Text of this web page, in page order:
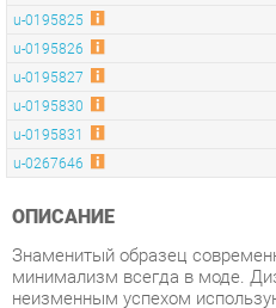
u-0195830
u-0195831
u-0267646
ОПИСАНИЕ
Знаменитый образец
минимализм всегда в моде.
кухнях, кабинетах, детских
публичных помещениях. Эта
продуманная модель подходит к
лофт, хай-тек.